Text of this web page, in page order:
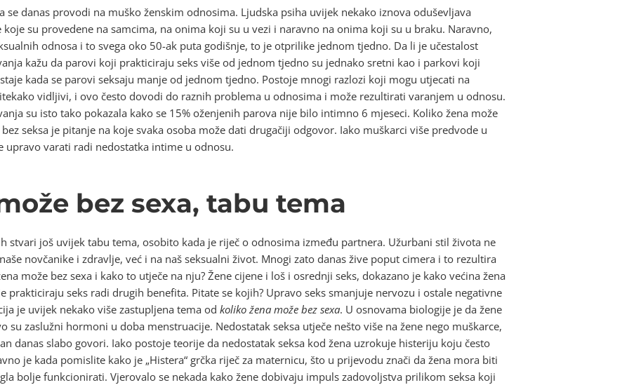
se danas provodi na muško ženskim odnosima. Ljudska psiha uvijek nekako iznova oduševljava
su provedene na samcima, na onima koji su u vezi i naravno na onima koji su u braku. Naravno,
odnosa i to svega oko 50-ak puta godišnje, to je otprilike jednom tjedno. Da li je učestalost
kažu da parovi koji prakticiraju seks više od jednom tjedno su jednako sretni kao i parkovi koji
kada se parovi seksaju manje od jednom tjedno. Postoje mnogi razlozi koji mogu utjecati na
vidljivi, i ovo često dovodi do raznih problema u odnosima i može rezultirati varanjem u odnosu.
su isto tako pokazala kako se 15% oženjenih parova nije bilo intimno 6 mjeseci. Koliko žena može
seksa je pitanje na koje svaka osoba može dati drugačiji odgovor. Iako muškarci više predvode u
upravo varati radi nedostatka intime u odnosu.
bez sexa, tabu tema
stvari još uvijek tabu tema, osobito kada je riječ o odnosima između partnera. Užurbani stil života ne
novčanike i zdravlje, već i na naš seksualni život. Mnogi zato danas žive poput cimera i to rezultira
može bez sexa i kako to utječe na nju? Žene cijene i loš i osrednji seks, dokazano je kako većina žena
prakticiraju seks radi drugih benefita. Pitate se kojih? Upravo seks smanjuje nervozu i ostale negativne
je uvijek nekako više zastupljena tema od koliko žena može bez sexa. U osnovama biologije je da žene
su zaslužni hormoni u doba menstruacije. Nedostatak seksa utječe nešto više na žene nego muškarce,
danas slabo govori. Iako postoje teorije da nedostatak seksa kod žena uzrokuje histeriju koju često
je kada pomislite kako je „Histera“ grčka riječ za maternicu, što u prijevodu znači da žena mora biti
bolje funkcionirati. Vjerovalo se nekada kako žene dobivaju impuls zadovoljstva prilikom seksa koji